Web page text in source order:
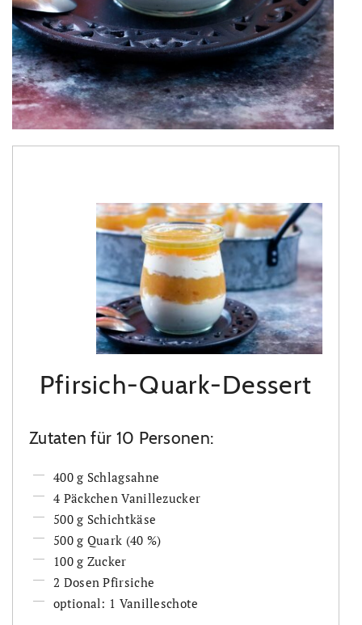
Pfirsich-Quark-Dessert
Zutaten für 10 Personen:
400 g Schlagsahne
4 Päckchen Vanillezucker
500 g Schichtkäse
500 g Quark (40 %)
100 g Zucker
2 Dosen Pfirsiche
optional: 1 Vanilleschote